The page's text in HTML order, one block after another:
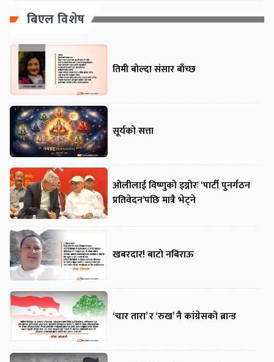
बिएल विशेष
तिमी बोल्दा संसार बाँच्छ
सूर्यको सत्ता
ओलीलाई विष्णुको इग्नोरः ‘पार्टी पुनर्गठन
प्रतिवेदन’पछि मात्रै भेट्ने
खबरदार! बाटो नबिराऊ
‘चार तारा’ र ‘रुख’ नै कांग्रेसको ब्रान्ड